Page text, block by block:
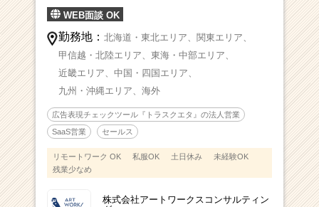
WEB面談 OK
勤務地： 北海道・東北エリア、 関東エリア、
甲信越・北陸エリア、 東海・中部エリア、
近畿エリア、 中国・四国エリア、
九州・沖縄エリア、 海外
広告表現チェックツール『トラスクエタ』の法人営業
SaaS営業 セールス
リモートワーク OK 私服OK 土日休み
未経験OK
残業少なめ
株式会社アートワークスコンサルティン